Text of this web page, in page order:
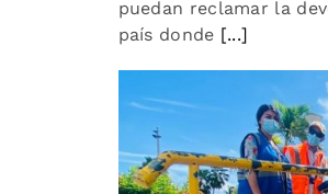
puedan reclamar la
país donde [...]